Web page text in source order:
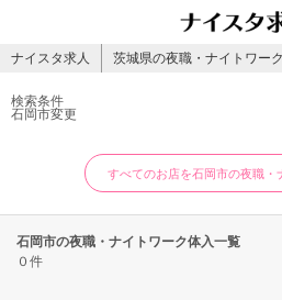
ナイスタ求人 茨城県の夜職・ナイトワー
検索条件
石岡市変更
すべてのお店を石岡市の夜職・
石岡市の夜職・ナイトワーク体入一覧
０件